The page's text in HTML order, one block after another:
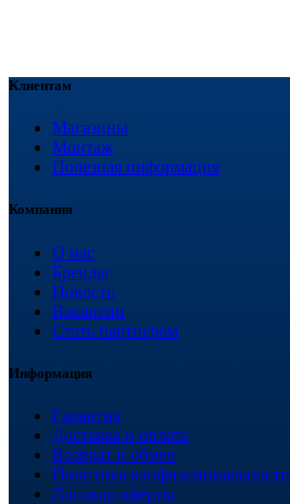
Клиентам
Магазины
Монтаж
Полезная информация
Компания
О нас
Бренды
Новости
Вакансии
Стать партнером
Информация
Гарантия
Доставка и оплата
Возврат и обмен
Политика конфиденциальности
Договор оферты